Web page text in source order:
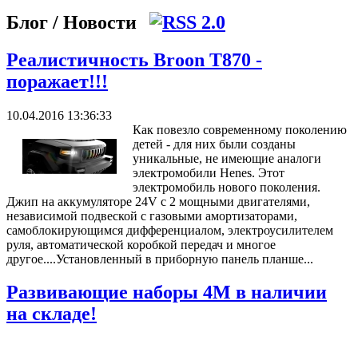
Блог / Новости
Реалистичность Broon T870 -
поражает!!!
10.04.2016 13:36:33
Как повезло современному поколению
детей - для них были созданы
уникальные, не имеющие аналоги
электромобили Henes. Этот
электромобиль нового поколения.
Джип на аккумуляторе 24V c 2 мощными двигателями,
независимой подвеской с газовыми амортизаторами,
самоблокирующимся дифференциалом, электроусилителем
руля, автоматической коробкой передач и многое
другое....Установленный в приборную панель планше...
Развивающие наборы 4М в наличии
на складе!